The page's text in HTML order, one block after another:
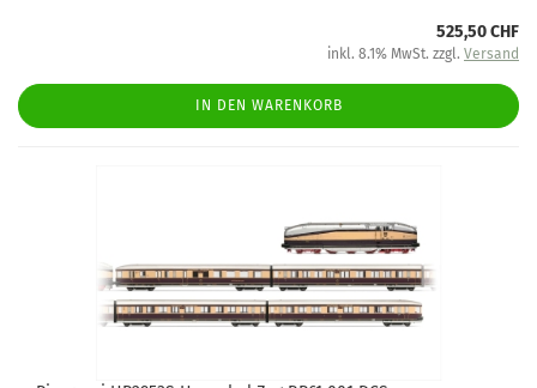
525,50 CHF
inkl. 8.1% MwSt. zzgl. Versand
IN DEN WARENKORB